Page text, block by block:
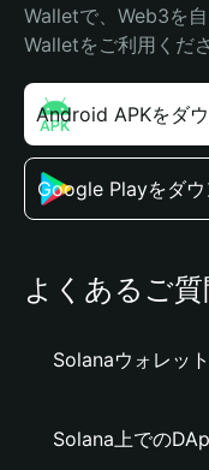
Walletで、Web3を
Walletをご利用くださ
Android APKをダ
Google Playをダウ
よくあるご質
Solanaウォレッ
Solana上での